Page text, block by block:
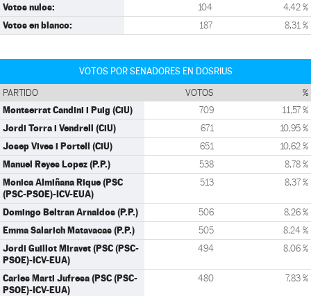
Votos nulos: 104 4,42 %
Votos en blanco: 187 8,31 %
VOTOS POR SENADORES EN DOSRIUS
PARTIDO VOTOS %
Montserrat Candini i Puig (CiU) 709 11,57 %
Jordi Torra i Vendrell (CiU) 671 10,95 %
Josep Vives i Portell (CiU) 651 10,62 %
Manuel Reyes Lopez (P.P.) 538 8,78 %
Monica Almiñana Rique (PSC
(PSC-PSOE)-ICV-EUA)
513 8,37 %
Domingo Beltran Arnaldos (P.P.) 506 8,26 %
Emma Salarich Matavacas (P.P.) 505 8,24 %
Jordi Guillot Miravet (PSC (PSC-
PSOE)-ICV-EUA)
494 8,06 %
Carles Marti Jufresa (PSC (PSC-
PSOE)-ICV-EUA)
480 7,83 %